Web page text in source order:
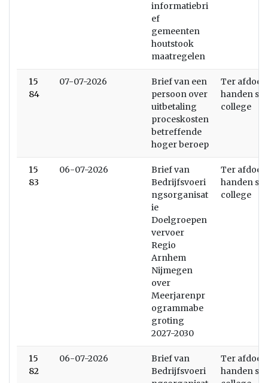
informatiebri
ef
gemeenten
houtstook
maatregelen
15
84
07-07-2026
Brief van een
persoon over
uitbetaling
proceskosten
betreffende
hoger beroep
Ter
handen
college
15
83
06-07-2026
Brief van
Bedrijfsvoeri
ngsorganisat
ie
Doelgroepen
vervoer
Regio
Arnhem
Nijmegen
over
Meerjarenpr
ogrammabe
groting
2027-2030
Ter
handen
college
15
82
06-07-2026
Brief van
Bedrijfsvoeri
Ter
handen